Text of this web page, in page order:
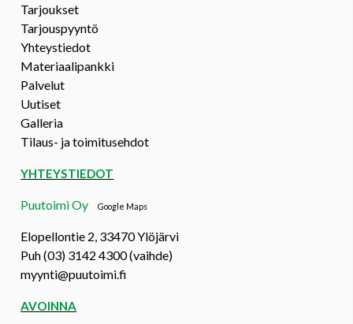
Tarjoukset
Tarjouspyyntö
Yhteystiedot
Materiaalipankki
Palvelut
Uutiset
Galleria
Tilaus- ja toimitusehdot
YHTEYSTIEDOT
Puutoimi OyGoogle Maps
Elopellontie 2, 33470 Ylöjärvi
Puh (03) 3142 4300 (vaihde)
myynti@puutoimi.fi
AVOINNA